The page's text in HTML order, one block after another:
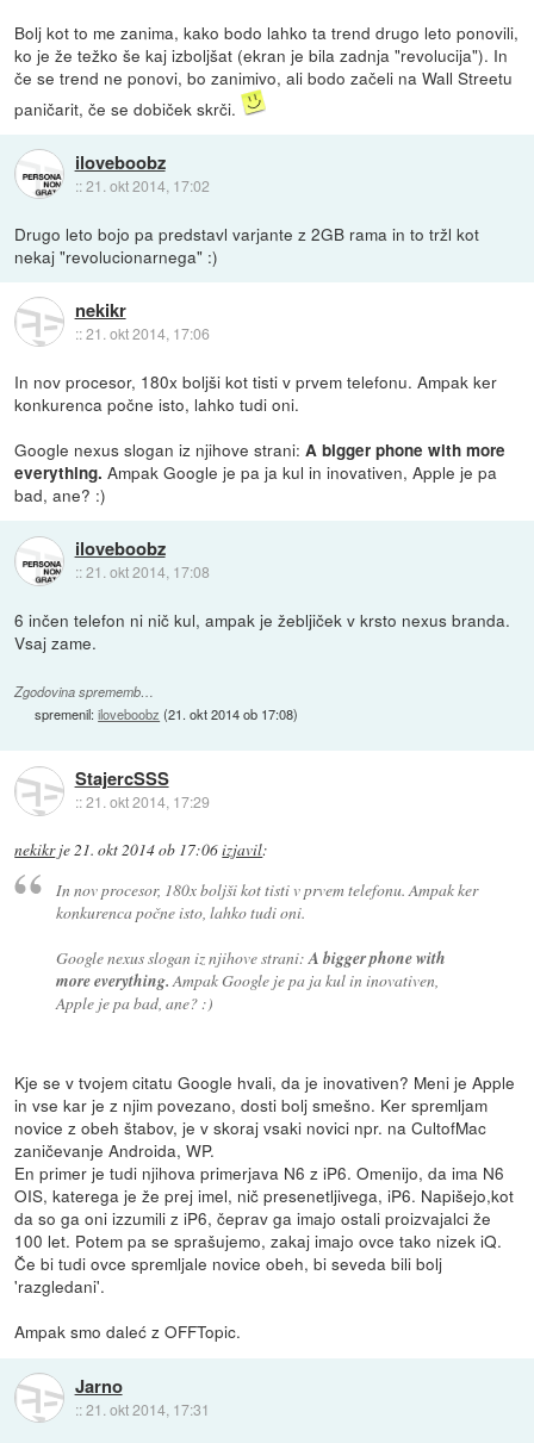
Bolj kot to me zanima, kako bodo lahko ta trend drugo leto ponovili,
ko je že težko še kaj izboljšat (ekran je bila zadnja "revolucija"). In
če se trend ne ponovi, bo zanimivo, ali bodo začeli na Wall Streetu
paničarit, če se dobiček skrči.
iloveboobz
::21. okt 2014, 17:02
Drugo leto bojo pa predstavl varjante z 2GB rama in to tržl kot
nekaj "revolucionarnega" :)
nekikr
::21. okt 2014, 17:06
In nov procesor, 180x boljši kot tisti v prvem telefonu. Ampak ker
konkurenca počne isto, lahko tudi oni.
Google nexus slogan iz njihove strani:A bigger phone with more
everything. Ampak Google je pa ja kul in inovativen, Apple je pa
bad, ane? :)
iloveboobz
::21. okt 2014, 17:08
6 inčen telefon ni nič kul, ampak je žebljiček v krsto nexus branda.
Vsaj zame.
Zgodovina sprememb…
spremenil:iloveboobz (21. okt 2014 ob 17:08)
StajercSSS
::21. okt 2014, 17:29
nekikrje21. okt 2014 ob 17:06izjavil:
In nov procesor, 180x boljši kot tisti v prvem telefonu. Ampak ker
konkurenca počne isto, lahko tudi oni.
Google nexus slogan iz njihove strani: A bigger phone with
more everything. Ampak Google je pa ja kul in inovativen,
Apple je pa bad, ane? :)
Kje se v tvojem citatu Google hvali, da je inovativen? Meni je Apple
in vse kar je z njim povezano, dosti bolj smešno. Ker spremljam
novice z obeh štabov, je v skoraj vsaki novici npr. na CultofMac
zaničevanje Androida, WP.
En primer je tudi njihova primerjava N6 z iP6. Omenijo, da ima N6
OIS, katerega je že prej imel, nič presenetljivega, iP6. Napišejo,kot
da so ga oni izzumili z iP6, čeprav ga imajo ostali proizvajalci že
100 let. Potem pa se sprašujemo, zakaj imajo ovce tako nizek iQ.
Če bi tudi ovce spremljale novice obeh, bi seveda bili bolj
'razgledani'.
Ampak smo daleć z OFFTopic.
Jarno
::21. okt 2014, 17:31